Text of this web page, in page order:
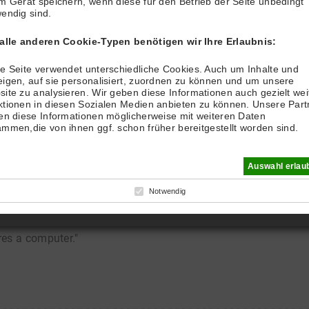
Anmeldung: Online-Buchung
auf: www.tennishalle-eichstaett.de - Klicken Sie auf
mail + SEPA-Daten(außer SEPA-Referenz) -
Leerzeichen oder Satzzeichen - Klicken Sie auf: Senden -
keine Rückmeldung dass Sie freigeschaltet sind -
z.B. "Klaus Fremder" Kennwort: z.B. "IchKamel" -
a computer."
sind.
anderen Cookie-Typen benötigen wir Ihre Erlaubnis:
Seite verwendet unterschiedliche Cookies. Auch um Inhalte und
auf sie personalisiert, zuordnen zu können und um unsere
zu analysieren. Wir geben diese Informationen auch gezielt
in diesen Sozialen Medien anbieten zu können. Unsere
diese Informationen möglicherweise mit weiteren Daten
von ihnen ggf. schon früher bereitgestellt worden sind.
Auswahl
Notwendig